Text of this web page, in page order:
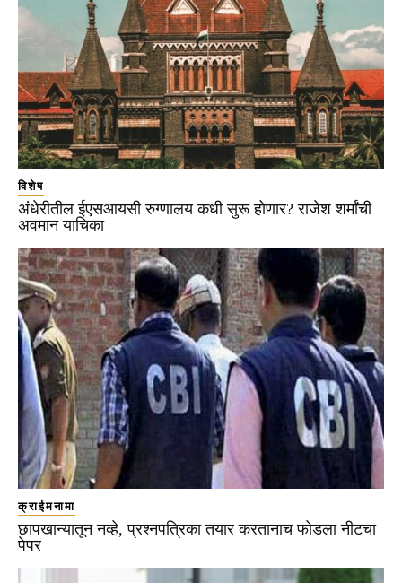
विशेष
अंधेरीतील ईएसआयसी रुग्णालय कधी सुरू होणार? राजेश शर्मांची
अवमान याचिका
क्राईमनामा
छापखान्यातून नव्हे, प्रश्नपत्रिका तयार करतानाच फोडला नीटचा
पेपर